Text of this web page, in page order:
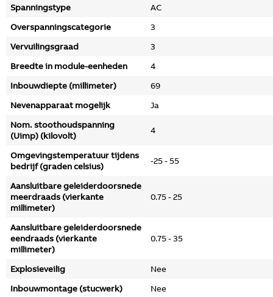
Spanningstype
AC
Overspanningscategorie
3
Vervuilingsgraad
3
Breedte in module-eenheden
4
Inbouwdiepte (millimeter)
69
Nevenapparaat mogelijk
Ja
Nom. stoothoudspanning
(Uimp) (kilovolt)
4
Omgevingstemperatuur tijdens
bedrijf (graden celsius)
-25 - 55
Aansluitbare geleiderdoorsnede
meerdraads (vierkante
millimeter)
0.75 - 25
Aansluitbare geleiderdoorsnede
eendraads (vierkante
millimeter)
0.75 - 35
Explosieveilig
Nee
Inbouwmontage (stucwerk)
Nee